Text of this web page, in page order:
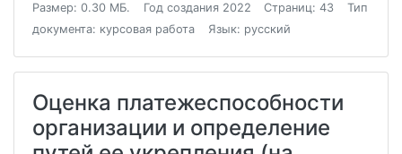
Размер: 0.30 МБ. Год создания 2022 Страниц: 43
Тип
документа: курсовая работа
Язык: русский
Оценка платежеспособности
организации и определение